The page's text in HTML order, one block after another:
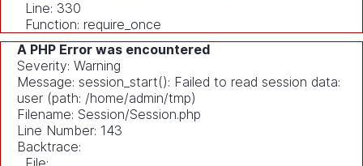
Line: 330
Function: require_once
A PHP Error was encountered
Severity: Warning
Message: session_start(): Failed to read session data:
user (path: /home/admin/tmp)
Filename: Session/Session.php
Line Number: 143
Backtrace:
File: